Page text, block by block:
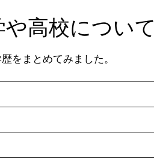
高校について
をまとめてみました。